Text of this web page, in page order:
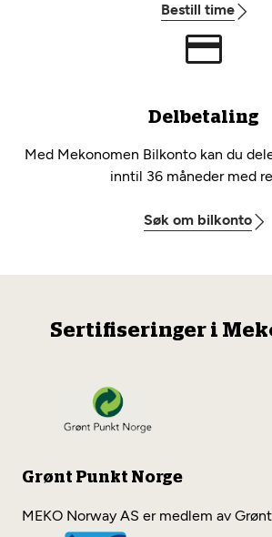
Bestill time
Delbetaling
Med Mekonomen Bilkonto kan du
inntil 36 måneder med
Søk om bilkonto
Sertifiseringer i
Grønt Punkt Norge
MEKO Norway AS er medlem av